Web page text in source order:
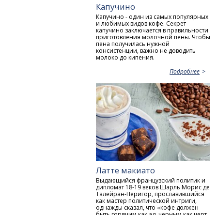
Капучино
Капучино - один из самых популярных
и любимых видов кофе. Секрет
капучино заключается в правильности
приготовления молочной пены. Чтобы
пена получилась нужной
консистенции, важно не доводить
молоко до кипения.
Подробнее
Латте макиато
Выдающийся французский политик и
дипломат 18-19 веков Шарль Морис де
Талейран-Перигор, прославившийся
как мастер политической интриги,
однажды сказал, что «кофе должен